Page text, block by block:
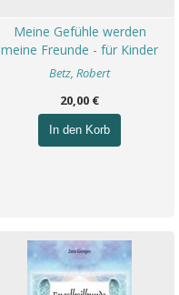
Meine Gefühle werden
meine Freunde - für Kinder
Betz, Robert
20,00 €
In den Korb